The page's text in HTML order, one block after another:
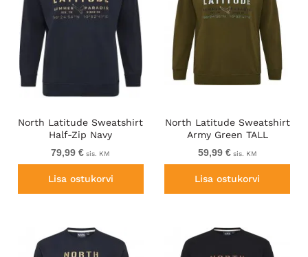
North Latitude Sweatshirt
Half-Zip Navy
79,99 € sis. KM
Lisa ostukorvi
North Latitude Sweatshirt
Army Green TALL
59,99 €sis. KM
Lisa ostukorvi